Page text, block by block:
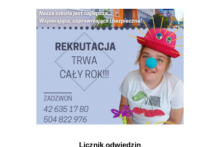
Licznik odwiedzin